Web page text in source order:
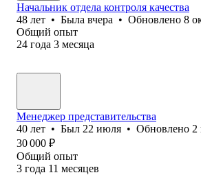
Начальник отдела контроля качества
48 лет • Была вчера • Обновлено 8
Общий опыт
24 года 3 месяца
Менеджер представительства
40 лет • Был 22 июля • Обновлено 2
30 000 ₽
Общий опыт
3 года 11 месяцев